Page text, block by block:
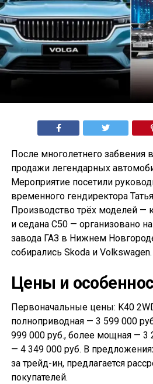
После многолетнего забвения
продажи легендарных
Мероприятие посетили
временного гендиректора
Производство трёх моделей —
и седана С50 — организовано
завода ГАЗ в Нижнем
собирались Skoda и Volkswagen.
Цены и
Первоначальные цены: K40
полноприводная — 3 599 000
999 000 руб., более мощная — 3
— 4 349 000 руб. В
за трейд-ин, предлагается
покупателей.